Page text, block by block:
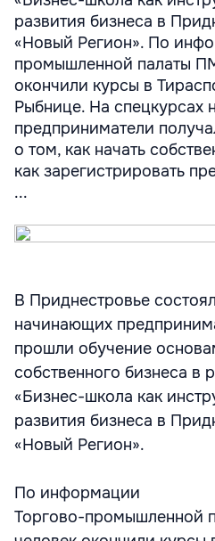
развития бизнеса в
«Новый Регион». По
промышленной палаты
окончили курсы в
Рыбнице. На спецкурсах
предприниматели
о том, как начать
как зарегистрировать
...
В Приднестровье
начинающих
прошли обучение
собственного бизнеса в
«Бизнес-школа как
развития бизнеса в
«Новый Регион».
По информации
Торгово-промышленной